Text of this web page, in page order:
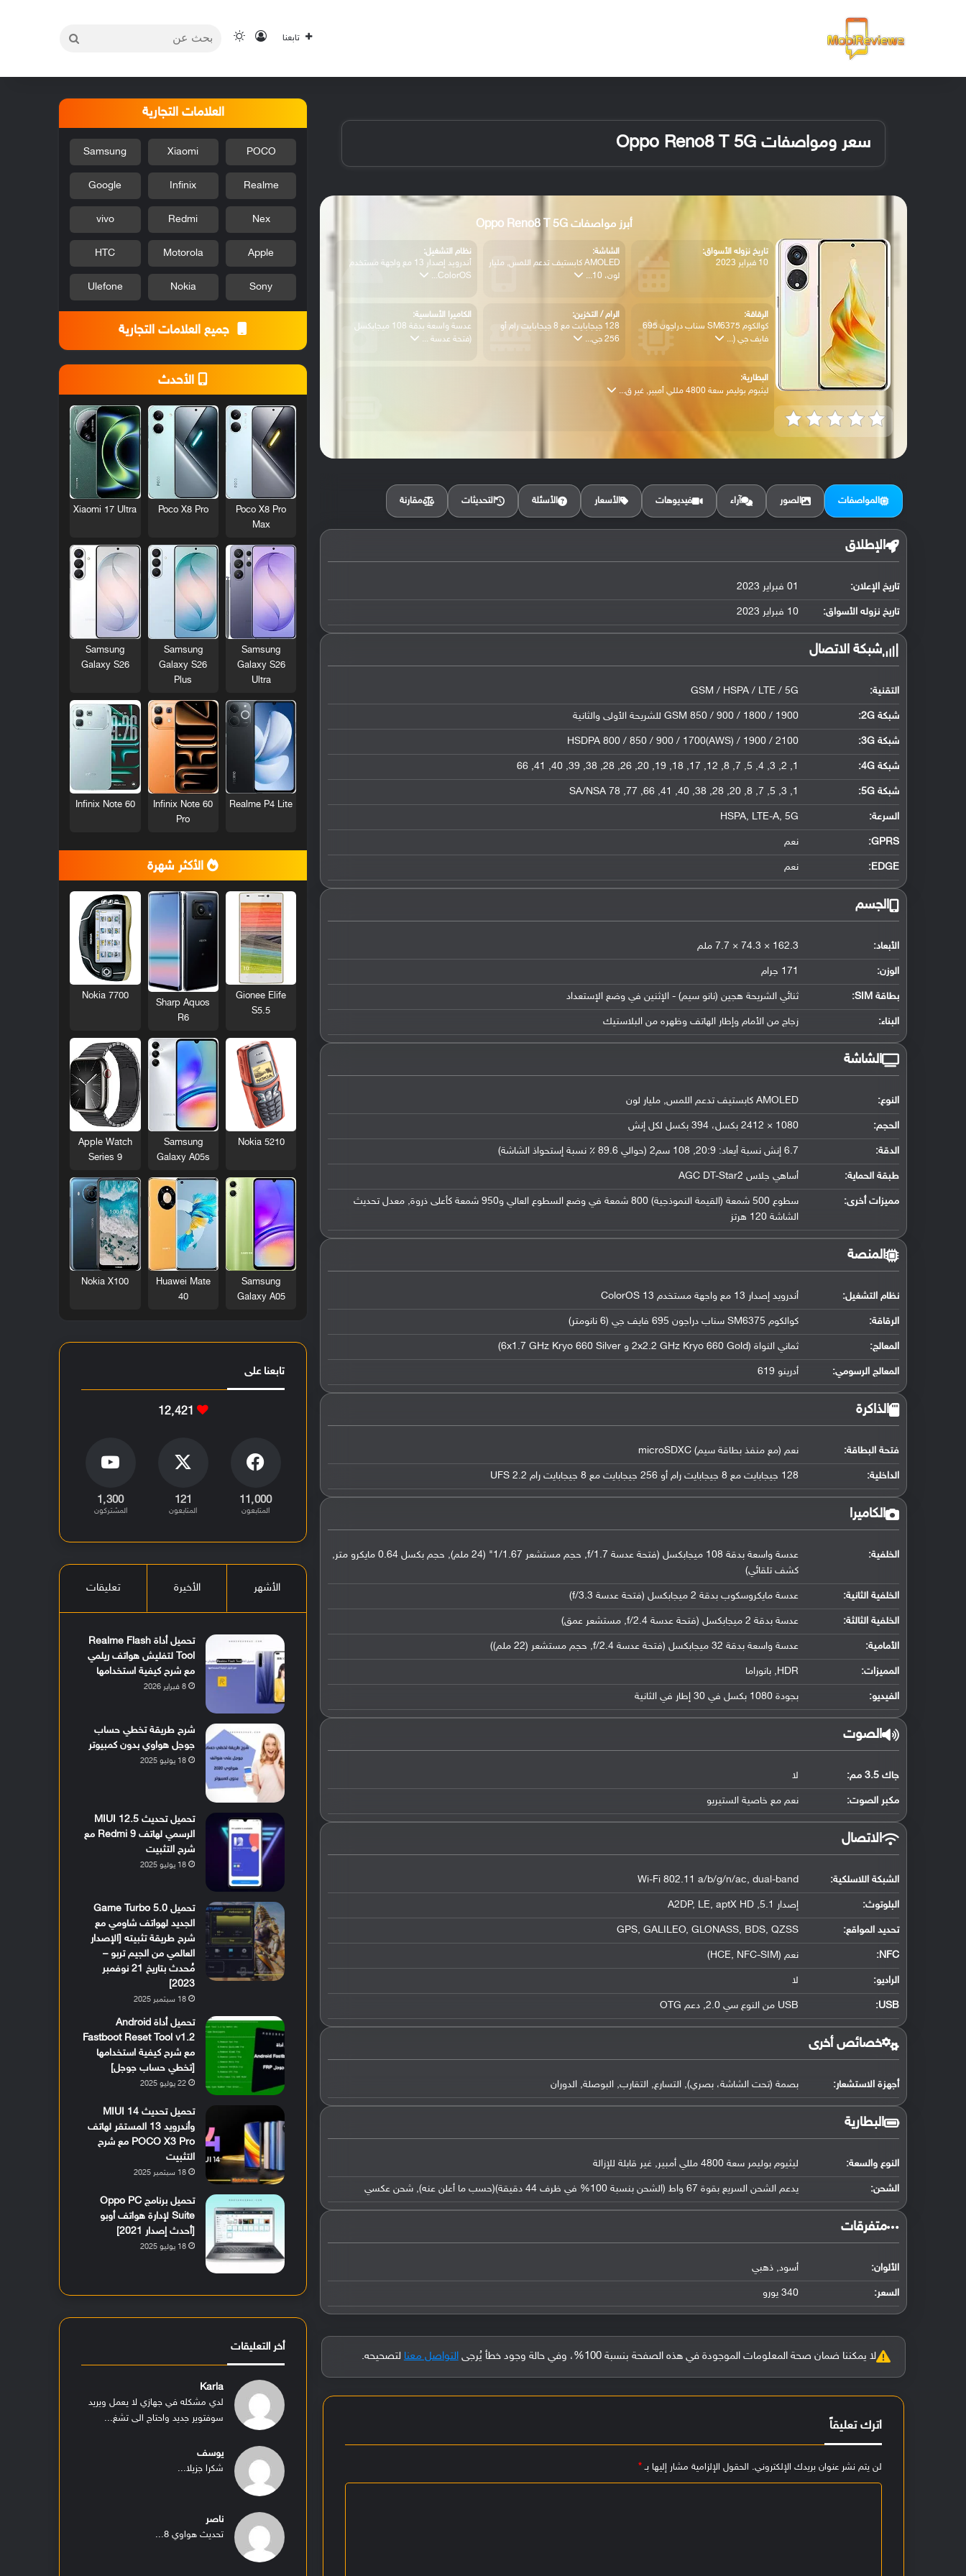
تابعنا تسجيل الدخول
الوضع المظلم
سعر ومواصفات Oppo Reno8 T 5G
أبرز مواصفات Oppo Reno8 T 5G
تاريخ نزوله الأسواق:
10 فبراير 2023
الشاشة:
AMOLED كابستيف تدعم اللمس, مليار
لون، 10...
نظام التشغيل:
أندرويد إصدار 13 مع واجهة مستخدم
ColorOS...
الرقاقة:
كوالكوم SM6375 سناب دراجون 695
فايف جي (...
الرام / التخزين:
128 جيجابايت مع 8 جيجابايت رام أو
256 جي...
الكاميرا الأساسية:
عدسة واسعة بدقة 108 ميجابكسل
(فتحة عدسة ...
البطارية:
ليثيوم بوليمر سعة 4800 مللي أمبير, غير ق...
المواصفات الصور آراء فيديوهات الأسعار الأسئلة التحديثات مقارنة
الإطلاق
تاريخ الإعلان: 01 فبراير 2023
تاريخ نزوله الأسواق: 10 فبراير 2023
شبكة الاتصال
التقنية: GSM / HSPA / LTE / 5G
شبكة 2G: GSM 850 / 900 / 1800 / 1900 للشريحة الأولى والثانية
شبكة 3G :
HSDPA 800 / 850 / 900 / 1700(AWS) / 1900 / 2100
شبكة 4G :
1, 2, 3, 4, 5, 7, 8, 12, 17, 18, 19, 20, 26, 28, 38, 39, 40, 41, 66
شبكة 5G :
1, 3, 5, 7, 8, 20, 28, 38, 40, 41, 66, 77, 78 SA/NSA
السرعة: HSPA, LTE-A, 5G
GPRS: نعم
EDGE: نعم
الجسم
الأبعاد: 162.3 × 74.3 × 7.7 ملم
الوزن: 171 جرام
بطاقة SIM: ثنائي الشريحة هجين (نانو سيم) - الإثنين في وضع الإستعداد
البناء: زجاج من الأمام وإطار الهاتف وظهره من البلاستيك
الشاشة
النوع: AMOLED كابستيف تدعم اللمس, مليار لون
الحجم: 1080 × 2412 بكسل، 394 بكسل لكل إنش
الدقة: 6.7 إنش نسبة أيعاد: 20:9, 108 سم2 (حوالي 89.6 ٪ نسبة إستحواذ الشاشة)
طبقة الحماية: أساهي جلاس AGC DT-Star2
مميزات أخرى:
سطوع 500 شمعة (القيمة النموذجية) 800 شمعة في وضع السطوع العالي و950 شمعة كأعلى ذروة, معدل تحديث
الشاشة 120 هرتز
المنصة
نظام التشغيل: أندرويد إصدار 13 مع واجهة مستخدم ColorOS 13
الرقاقة: كوالكوم SM6375 سناب دراجون 695 فايف جي (6 نانومتر)
المعالج: ثماني النواة (2x2.2 GHz Kryo 660 Gold و 6x1.7 GHz Kryo 660 Silver)
المعالج الرسومي: أدرينو 619
الذاكرة
فتحة البطاقة: نعم (مع منفذ بطاقة سيم) microSDXC
الداخلية: 128 جيجابايت مع 8 جيجابايت رام أو 256 جيجابايت مع 8 جيجابايت رام UFS 2.2
الكاميرا
الخلفية:
عدسة واسعة بدقة 108 ميجابكسل (فتحة عدسة f/1.7, حجم مستشعر 1/1.67" (24 ملم), حجم بكسل 0.64 مايكرو متر,
كشف تلقائي)
الخلفية الثانية: عدسة مايكروسكوب بدقة 2 ميجابكسل (فتحة عدسة f/3.3)
الخلفية الثالثة: عدسة بدقة 2 ميجابكسل (فتحة عدسة f/2.4, مستشعر عمق)
الأمامية: عدسة واسعة بدقة 32 ميجابكسل (فتحة عدسة f/2.4, حجم مستشعر (22 ملم))
المميزات: HDR, بانوراما
الفيديو: بجودة 1080 بكسل في 30 إطار في الثانية
الصوت
جاك 3.5 مم: لا
مكبر الصوت: نعم مع خاصية الستيريو
الاتصال
الشبكة اللاسلكية: Wi-Fi 802.11 a/b/g/n/ac, dual-band
البلوتوث: إصدار 5.1, A2DP, LE, aptX HD
تحديد المواقع:
GPS, GALILEO, GLONASS, BDS, QZSS
NFC
: نعم (HCE, NFC-SIM)
الراديو: لا
USB
: USB من النوع سي 2.0, دعم OTG
خصائص أخرى
أجهزة الاستشعار: بصمة (تحت الشاشة، بصري), التسارع, التقارب, البوصلة, الدوران
البطارية
النوع والسعة: ليثيوم بوليمر سعة 4800 مللي أمبير, غير قابلة للإزالة
الشحن: يدعم الشحن السريع بقوة 67 واط (الشحن بنسبة 100% في ظرف 44 دقيقة)(حسب ما أعلن عنه), شحن عكسي
‏متفرقات‏
الألوان: أسود, ذهبي
السعر: 340 يورو
لا يمكننا ضمان صحة المعلومات الموجودة في هذه الصفحة بنسبة 100%، وفي حالة وجود خطأ يُرجى التواصل معنا لتصحيحه.
اترك تعليقاً
لن يتم نشر عنوان بريدك الإلكتروني. الحقول الإلزامية مشار إليها بـ*
العلامات التجارية
POCO
Xiaomi
Samsung
Realme
Infinix
Google
Nex
Redmi
vivo
Apple
Motorola
HTC
Sony
Nokia
Ulefone
جميع العلامات التجارية
الأحدث
Poco X8 Pro
Max
Poco X8 Pro
Xiaomi 17 Ultra
Samsung
Galaxy S26
Ultra
Samsung
Galaxy S26
Plus
Samsung
Galaxy S26
Realme P4 Lite
Infinix Note 60
Pro
Infinix Note 60
الأكثر شهرة
Gionee Elife
S5.5
Sharp Aquos
R6
Nokia 7700
Nokia 5210
Samsung
Galaxy A05s
Apple Watch
Series 9
Samsung
Galaxy A05
Huawei Mate
40
Nokia X100
تابعنا على
12٬421
11٬000
المتابعون
121
المتابعون
1٬300
المشتركون
الأشهر الأخيرة تعليقات
تحميل أداة Realme Flash
Tool لتفليش هواتف ريلمي
مع شرح كيفية استخدامها
8 فبراير 2026
شرح طريقة تخطي حساب
جوجل هواوي بدون كمبيوتر
18 يوليو 2025
تحميل تحديث MIUI 12.5
الرسمي لهاتف Redmi 9 مع
شرح التثبيت
18 يوليو 2025
تحميل Game Turbo 5.0
الجديد لهواتف شاومي مع
شرح طريقة تثبيته [الإصدار
العالمي من الجيم تربو –
مُحدث بتاريخ 21 نوفمبر
2023]
18 سبتمبر 2025
تحميل أداة Android
Fastboot Reset Tool v1.2
مع شرح كيفية استخدامها
[تخطي حساب جوجل]
22 يوليو 2025
تحميل تحديث MIUI 14
وأندرويد 13 المستقر لهاتف
POCO X3 Pro مع شرح
التثبيت
18 سبتمبر 2025
تحميل برنامج Oppo PC
Suite لإدارة هواتف أوبو
[أحدث إصدار 2021]
18 يوليو 2025
أخر التعليقات
Karla
لدي مشكله في جهازي لا يعمل ويريد
سوفتوير جديد واحتاج الى تشغ...
يوسف
شكرا جزيلا...
ناصر
تحديث هواوي 8...